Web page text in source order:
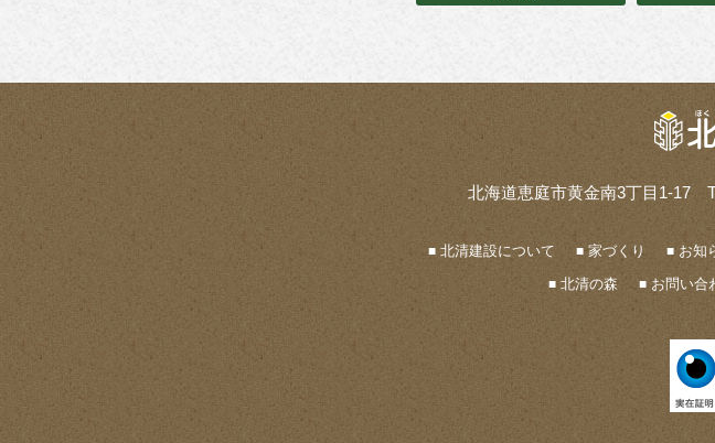
北海道恵庭市黄金南3丁目1-17
北清建設について 家づくり お知
北清の森
お問い合